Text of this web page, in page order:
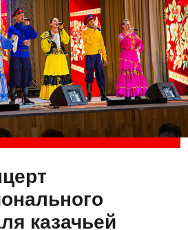
казачьей